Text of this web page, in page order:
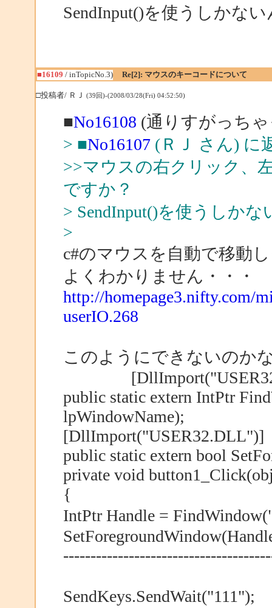
SendInput()を使うしかな
■16109 / inTopicNo.3) Re[2]: マウスのキーコードについて
□投稿者/ ＲＪ (39回)-(2008/03/28(Fri) 04:52:50)
■No16108 (通りすがっち
> ■No16107(ＲＪ さん) に
>>マウスの右クリック、
ですか？
> SendInput()を使うしか
>
c#のマウスを自動で移動
よくわかりません・・・
http://homepage3.nifty.com/
userIO.268
このようにできないのか
public static extern IntPtr
lpWindowName);
[DllImport("USER32.DLL")]
public static extern bool
private void
{
IntPtr Handle =